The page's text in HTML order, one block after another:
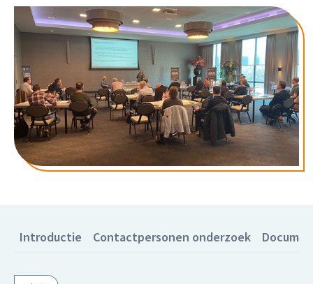
Introductie Contactpersonen onderzoek